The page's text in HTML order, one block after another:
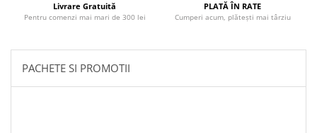
Teens Book Club
Birotica & Papetarie
Livrare Gratuită
Pentru comenzi mai mari de 300 lei
PLATĂ ÎN RATE
Cumperi acum, plătești mai târziu
PACHETE SI PROMOTII